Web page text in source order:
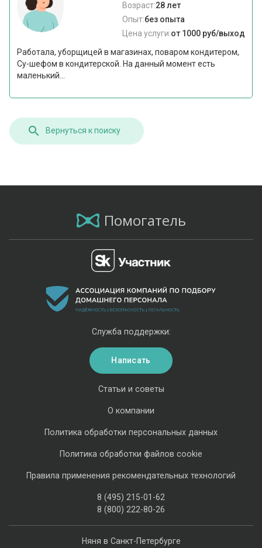
Возраст:28 лет
Опыт:без опыта
Цена услуги:от 1000 руб/выход
Работала, уборщицей в магазинах, поваром кондитером,
Су-шефом в кондитерской. На данный момент есть
маленький...
Вернуться к поиску
Помогатель
Няня в Санкт-Петербурге
Статьи и советы
О компании
Политика обработки персональных данных
Политика обработки файлов cookie
Правила применения рекомендательных технологий
8 (495) 215-01-62
8 (800) 222-80-26
Служба поддержки:
Написать